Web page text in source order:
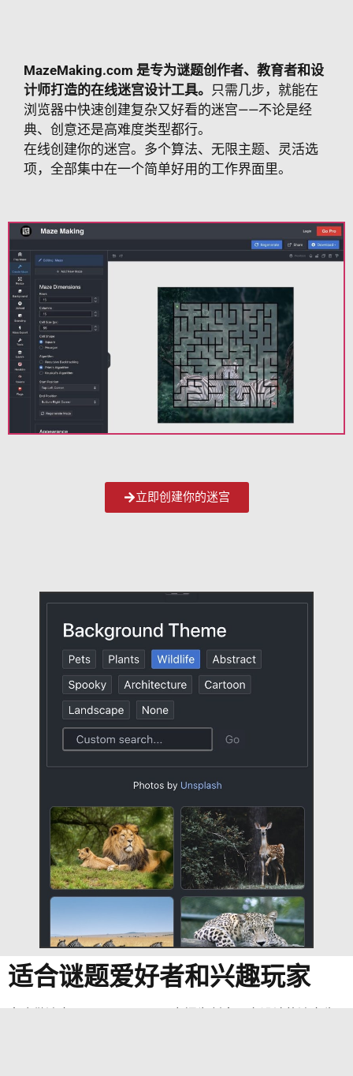
MazeMaking.com 是专为谜题创作者、教育者和设
计师打造的在线迷宫设计工具。 只需几步，就能在
浏览器中快速创建复杂又好看的迷宫——不论是经
典、创意还是高难度类型都行。
在线创建你的迷宫。多个算法、无限主题、灵活选
项，全部集中在一个简单好用的工作界面里。
立即创建你的迷宫
适合谜题爱好者和兴趣玩家